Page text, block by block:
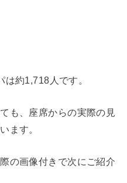
約1,718人です。
も、座席からの実際の見
ます。
の画像付きで次にご紹介